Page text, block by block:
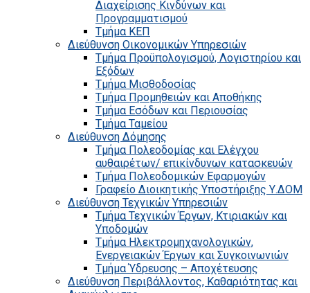
Διαχείρισης Κινδύνων και
Προγραμματισμού
Τμήμα ΚΕΠ
Διεύθυνση Οικονομικών Υπηρεσιών
Τμήμα Προϋπολογισμού, Λογιστηρίου και
Εξόδων
Τμήμα Μισθοδοσίας
Τμήμα Προμηθειών και Αποθήκης
Τμήμα Εσόδων και Περιουσίας
Τμήμα Ταμείου
Διεύθυνση Δόμησης
Τμήμα Πολεοδομίας και Ελέγχου
αυθαιρέτων/ επικίνδυνων κατασκευών
Τμήμα Πολεοδομικών Εφαρμογών
Γραφείο Διοικητικής Υποστήριξης Υ.ΔΟΜ
Διεύθυνση Τεχνικών Υπηρεσιών
Τμήμα Τεχνικών Έργων, Κτιριακών και
Υποδομών
Τμήμα Ηλεκτρομηχανολογικών,
Ενεργειακών Έργων και Συγκοινωνιών
Τμήμα Ύδρευσης – Αποχέτευσης
Διεύθυνση Περιβάλλοντος, Καθαριότητας και